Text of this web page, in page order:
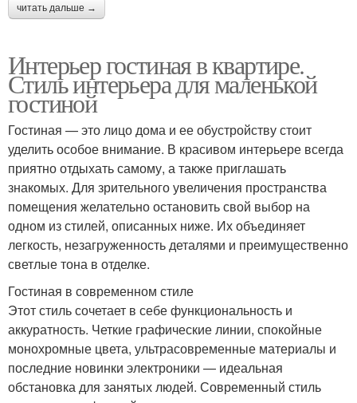
читать дальше →
Интерьер гостиная в квартире.
Стиль интерьера для маленькой
гостиной
Гостиная — это лицо дома и ее обустройству стоит
уделить особое внимание. В красивом интерьере всегда
приятно отдыхать самому, а также приглашать
знакомых. Для зрительного увеличения пространства
помещения желательно остановить свой выбор на
одном из стилей, описанных ниже. Их объединяет
легкость, незагруженность деталями и преимущественно
светлые тона в отделке.
Гостиная в современном стиле
Этот стиль сочетает в себе функциональность и
аккуратность. Четкие графические линии, спокойные
монохромные цвета, ультрасовременные материалы и
последние новинки электроники — идеальная
обстановка для занятых людей. Современный стиль